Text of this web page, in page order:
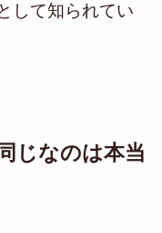
して知られてい
じなのは本当